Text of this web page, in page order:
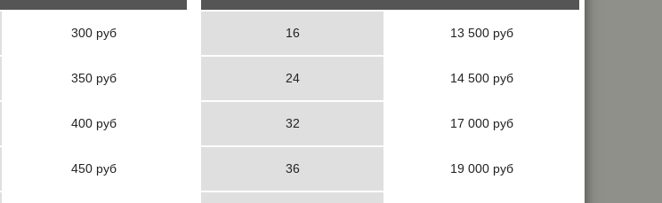
300 руб
350 руб
400 руб
450 руб
16 13 500 руб
24 14 500 руб
32 17 000 руб
36 19 000 руб